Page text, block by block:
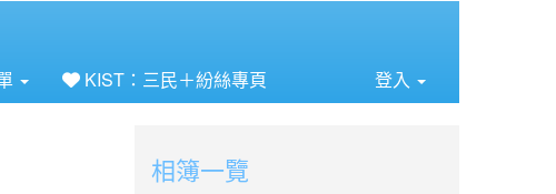
KIST：三民＋紛絲專頁 登入
相簿一覽